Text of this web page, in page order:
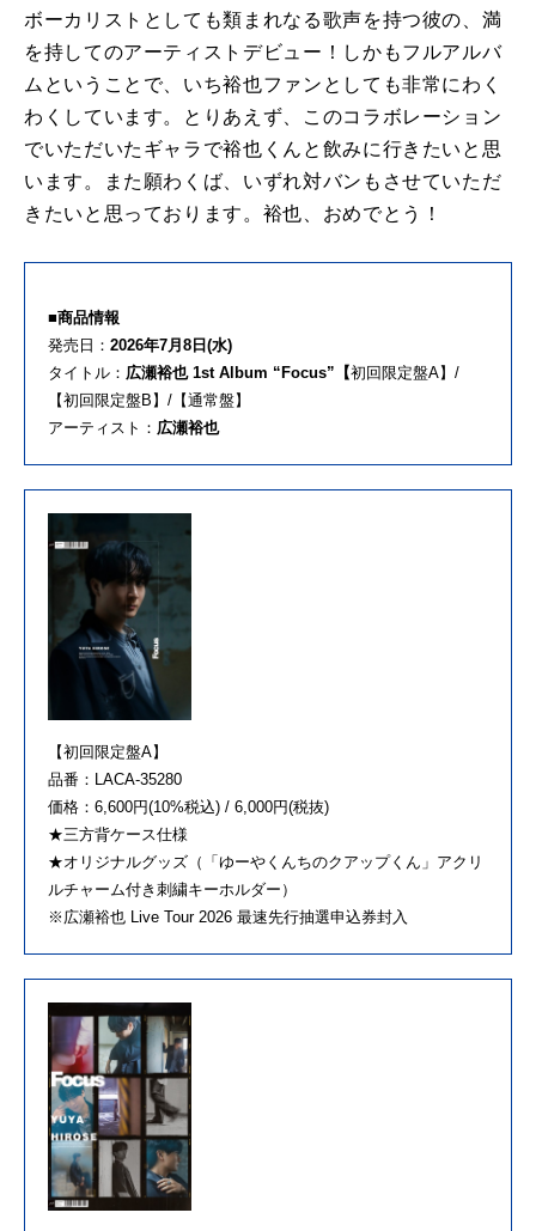
ボーカリストとしても類まれなる歌声を持つ彼の、満
を持してのアーティストデビュー！しかもフルアルバ
ムということで、いち裕也ファンとしても非常にわく
わくしています。とりあえず、このコラボレーション
でいただいたギャラで裕也くんと飲みに行きたいと思
います。また願わくば、いずれ対バンもさせていただ
きたいと思っております。裕也、おめでとう！
■商品情報
発売日： 2026年7月8日(水)
タイトル： 広瀬裕也 1st Album “Focus”【初回限定盤A】/
【初回限定盤B】/【通常盤】
アーティスト： 広瀬裕也
【初回限定盤A】
品番：LACA-35280
価格：6,600円(10%税込) / 6,000円(税抜)
★三方背ケース仕様
★オリジナルグッズ（「ゆーやくんちのクアップくん」アクリ
ルチャーム付き刺繍キーホルダー）
※広瀬裕也 Live Tour 2026 最速先行抽選申込券封入